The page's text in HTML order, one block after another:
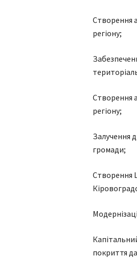
Створення
регіону;
Створення
регіону;
Залучення
громади;
Створення
покриття